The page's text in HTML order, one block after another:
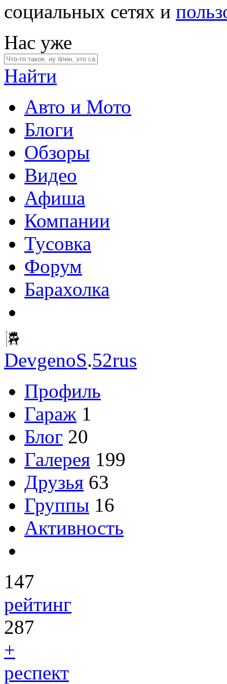
социальных сетях и
Нас уже
Найти
Авто и Мото
Блоги
Обзоры
Видео
Афиша
Компании
Тусовка
Форум
Барахолка
DevgenoS.52rus
Профиль
Гараж 1
Блог 20
Галерея 199
Друзья 63
Группы 16
Активность
147
рейтинг
287
+
респект